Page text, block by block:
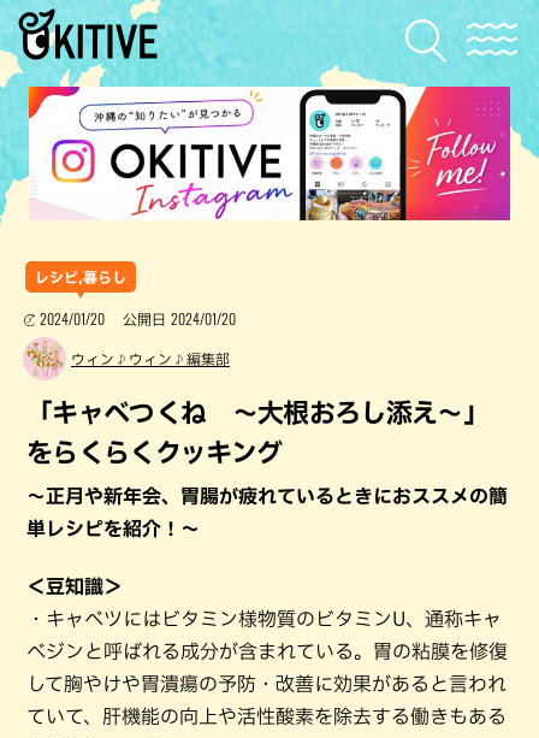
レシピ,暮らし
2024/01/20 公開日 2024/01/20
ウィン♪ウィン♪編集部
「キャベつくね ～大根おろし添え～」
をらくらくクッキング
～正月や新年会、胃腸が疲れているときにおススメの簡
単レシピを紹介！～
＜豆知識＞
・キャベツにはビタミン様物質のビタミンU、通称キャ
ベジンと呼ばれる成分が含まれている。胃の粘膜を修復
して胸やけや胃潰瘍の予防・改善に効果があると言われ
ていて、肝機能の向上や活性酸素を除去する働きもある